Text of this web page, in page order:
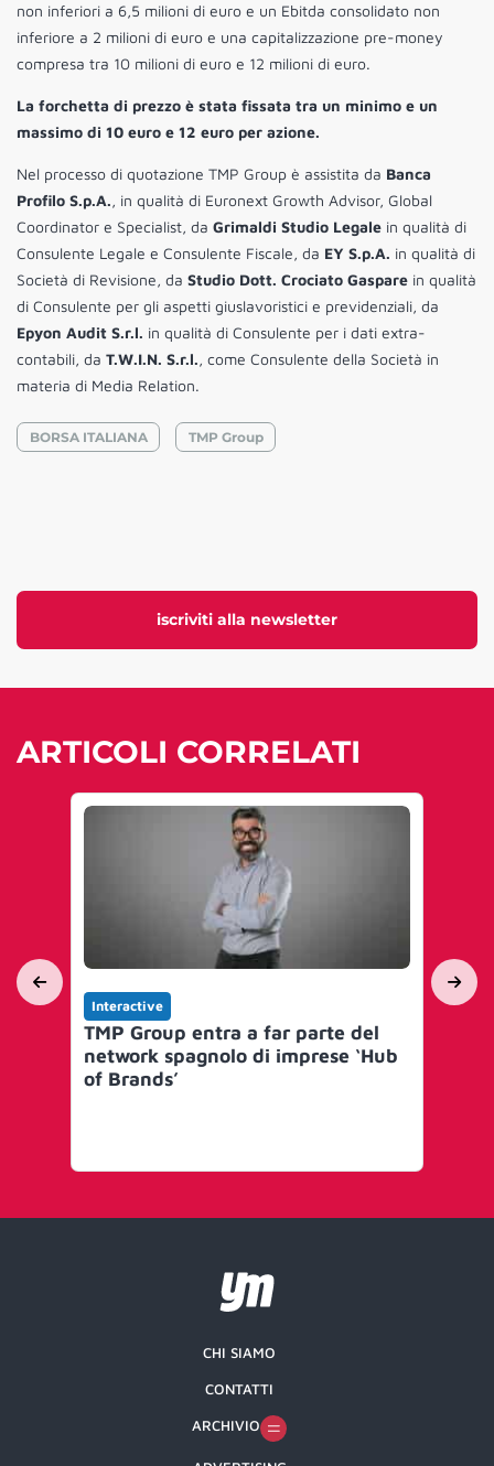
iscriviti alla newsletter
non inferiori a 6,5 milioni di euro e un Ebitda consolidato non
inferiore a 2 milioni di euro e una capitalizzazione pre-money
compresa tra 10 milioni di euro e 12 milioni di euro.
La forchetta di prezzo è stata fissata tra un minimo e un
massimo di 10 euro e 12 euro per azione.
Nel processo di quotazione TMP Group è assistita da Banca
Profilo S.p.A., in qualità di Euronext Growth Advisor, Global
Coordinator e Specialist, da Grimaldi Studio Legale in qualità di
Consulente Legale e Consulente Fiscale, da EY S.p.A. in qualità di
Società di Revisione, da Studio Dott. Crociato Gaspare in qualità
di Consulente per gli aspetti giuslavoristici e previdenziali, da
Epyon Audit S.r.l. in qualità di Consulente per i dati extra-
contabili, da T.W.I.N. S.r.l., come Consulente della Società in
materia di Media Relation.
BORSA ITALIANA TMP Group
ARTICOLI CORRELATI
Interactive
TMP Group entra a far parte del
network spagnolo di imprese ‘Hub
of Brands’
CHI SIAMO
CONTATTI
ARCHIVIO